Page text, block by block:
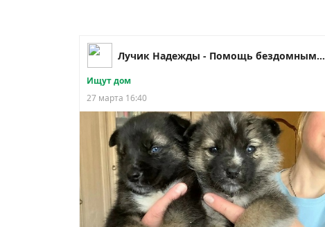
Лучик Надежды - Помощь бездомным животным
Ищут дом
27 марта 16:40